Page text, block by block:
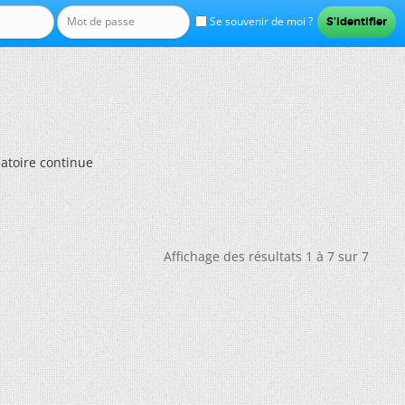
Se souvenir de moi ?
continue
Affichage des résultats 1 à 7 sur 7